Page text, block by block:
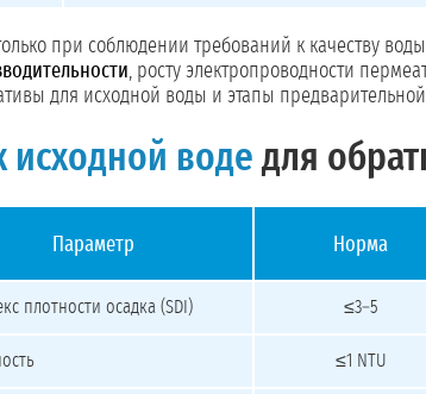
при соблюдении требований к качеству
, росту электропроводности
для исходной воды и этапы
исходной воде для
Параметр Норма
плотности осадка (SDI) ≤3–5
≤1 NTU